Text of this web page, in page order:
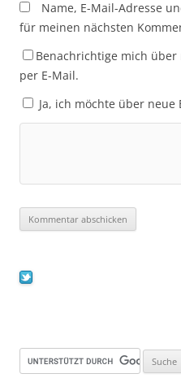
Name, E-Mail-Adresse
für meinen nächsten
Benachrichtige mich
per E-Mail.
Ja, ich möchte über